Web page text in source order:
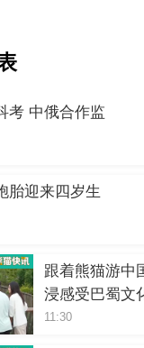
考 中俄合作监
胎迎来四岁生
跟着熊猫游中
浸感受巴蜀文
11:30